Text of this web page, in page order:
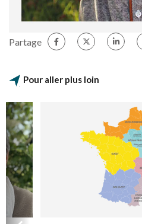
Partage
Pour aller plus loin